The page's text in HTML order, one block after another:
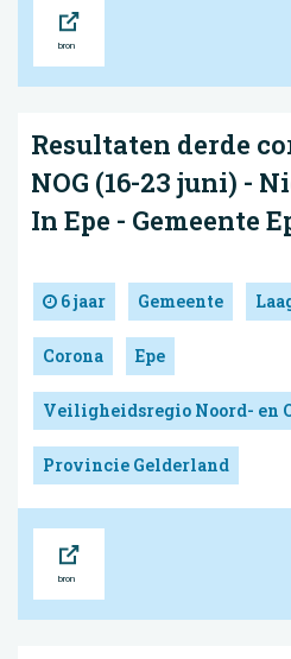
Resultaten derde
NOG (16-23 juni) -
In Epe - Gemeente
6 jaar Gemeente
Corona Epe
Veiligheidsregio Noord- en
Provincie Gelderland